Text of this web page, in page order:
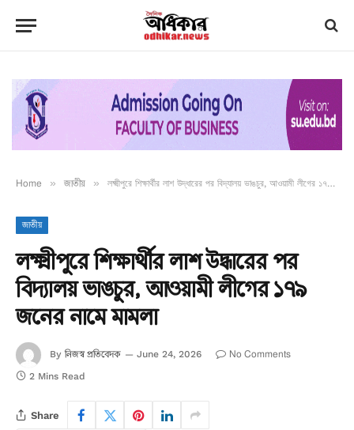
Home » জাতীয় » লক্ষ্মীপুরে শিক্ষার্থীর লাশ উদ্ধারের পর বিদ্যালয় ভাঙচুর, আওয়ামী লীগের ১৭৯ জনের নামে মামলা
জাতীয়
লক্ষ্মীপুরে শিক্ষার্থীর লাশ উদ্ধারের পর
বিদ্যালয় ভাঙচুর, আওয়ামী লীগের ১৭৯
জনের নামে মামলা
By নিজস্ব প্রতিবেদক June 24, 2026 No Comments
2 Mins Read
Share